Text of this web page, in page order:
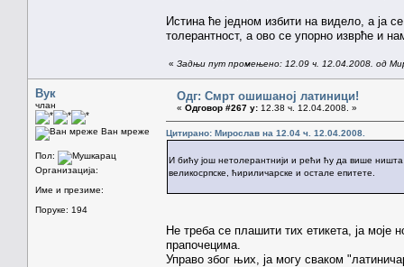
Истина ће једном избити на видело, а ја
толерантност, а ово се упорно изврће и
« Задњи пут промењено: 12.09 ч. 12.04.2008. од
Вук
члан
Ван мреже
Пол:
Организација:
Име и презиме:
Поруке: 194
Одг: Смрт ошишаној латиници!
« Одговор #267 у: 12.38 ч. 12.04.2008. »
Цитирано: Мирослав на 12.04 ч. 12.04.2008.
И бићу још нетолерантнији и рећи ћу да више
великосрпске, ћириличарске и остале епитете.
Не треба се плашити тих етикета, ја
прапочецима.
Управо због њих, ја могу сваком